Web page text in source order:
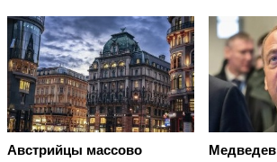
Австрийцы массово
Медведев